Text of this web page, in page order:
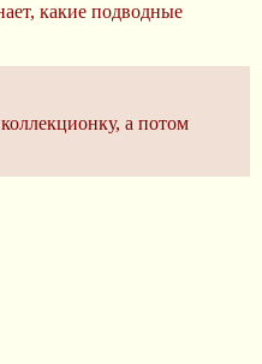
какие подводные
а потом